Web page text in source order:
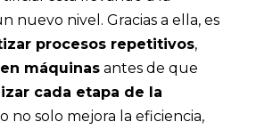
nuevo nivel. Gracias a ella, es
procesos repetitivos,
máquinas antes de que
cada etapa de la
no solo mejora la eficiencia,